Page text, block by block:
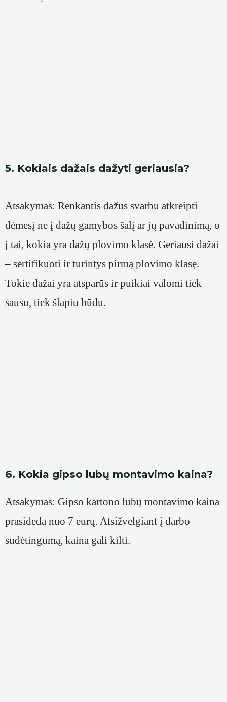
5. Kokiais dažais dažyti geriausia?
Atsakymas: Renkantis dažus svarbu atkreipti
dėmesį ne į dažų gamybos šalį ar jų pavadinimą, o
į tai, kokia yra dažų plovimo klasė. Geriausi dažai
– sertifikuoti ir turintys pirmą plovimo klasę.
Tokie dažai yra atsparūs ir puikiai valomi tiek
sausu, tiek šlapiu būdu.
6. Kokia gipso lubų montavimo kaina?
Atsakymas: Gipso kartono lubų montavimo kaina
prasideda nuo 7 eurų. Atsižvelgiant į darbo
sudėtingumą, kaina gali kilti.